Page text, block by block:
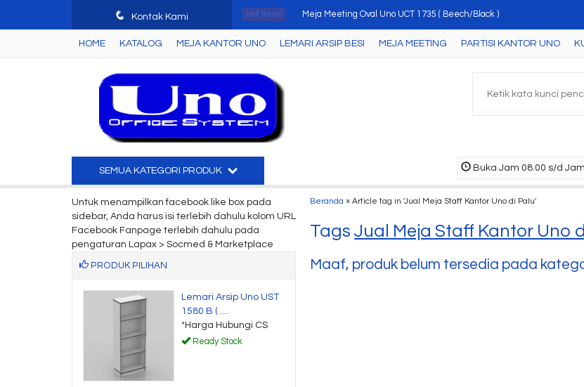
q Kontak Kami Hot Item! Meja Meeting Oval Uno UCT 1735 ( Beech/Black )
Kursi Kantor Uno Austin HR WHite
HOME KATALOG MEJA KANTOR UNO LEMARI ARSIP BESI MEJA MEETING PARTISI KANTOR UNO
Buka Jam 08.00 s/d
SEMUA KATEGORI PRODUK
Beranda »Article tag in 'Jual Meja Staff Kantor Uno di Palu'
TagsJual Meja Staff Kantor Uno
Maaf, produk belum tersedia pada
Untuk menampilkan facebook like box pada
sidebar, Anda harus isi terlebih dahulu kolom URL
Facebook Fanpage terlebih dahulu pada
pengaturan Lapax > Socmed & Marketplace
PRODUK PILIHAN
Lemari Arsip Uno UST
1580 B ( ....
*Harga Hubungi CS
Ready Stock